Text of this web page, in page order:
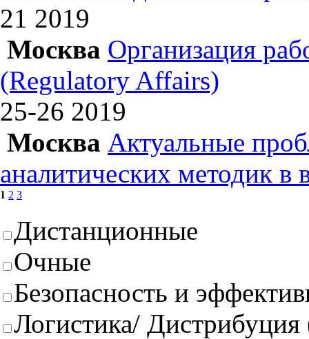
21 2019
Москва Организация
(Regulatory Affairs)
25-26 2019
Москва Актуальные
аналитических методик в
1 2 3
Дистанционные
Очные
Безопасность и
Логистика/